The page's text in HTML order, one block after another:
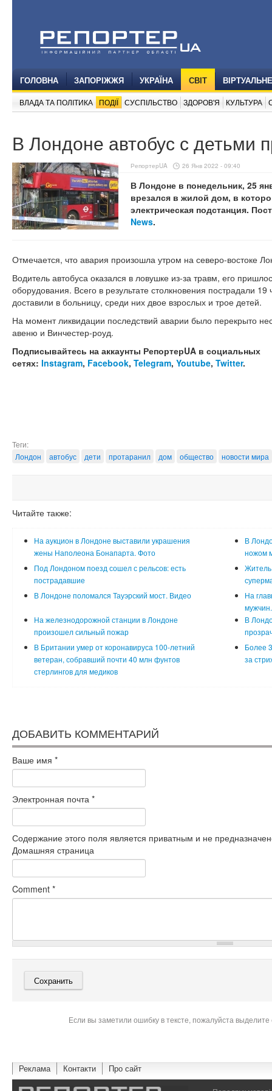
ГОЛОВНА ЗАПОРІЖЖЯ УКРАЇНА СВІТ
ВЛАДА ТА ПОЛІТИКА ПОДІЇ СУСПІЛЬСТВО ЗДОРОВ'Я КУЛЬТУРА
В Лондоне автобус с детьми
РепортерUA 26 Янв 2022 - 09:40
В Лондоне в понедельник, 25
врезался в жилой дом, в
электрическая подстанция.
News.
Отмечается, что авария произошла утром на северо-востоке
Водитель автобуса оказался в ловушке из-за травм, его
оборудования. Всего в результате столкновения пострадали
доставили в больницу, среди них двое взрослых и трое детей.
На момент ликвидации последствий аварии было перекрыто
авеню и Винчестер-роуд.
Подписывайтесь на аккаунты РепортерUA в социальных
сетях: Instagram, Facebook, Telegram, Youtube, Twitter.
Теги:
Лондон
автобус дети протаранил дом общество новости мира
Читайте также:
На аукцион в Лондоне выставили украшения
жены Наполеона Бонапарта. Фото
В
ножом
Под Лондоном поезд сошел с рельсов: есть
пострадавшие
Житель
В Лондоне поломался Тауэрский мост. Видео
На
На железнодорожной станции в Лондоне
произошел сильный пожар
В
В Британии умер от коронавируса 100-летний
ветеран, собравший почти 40 млн фунтов
стерлингов для медиков
Более
за
ДОБАВИТЬ КОММЕНТАРИЙ
Ваше имя *
Электронная почта *
Содержание этого поля является приватным и не
Домашняя страница
Comment *
Если вы заметили ошибку в тексте, пожалуйста
Реклама Контакти Про сайт